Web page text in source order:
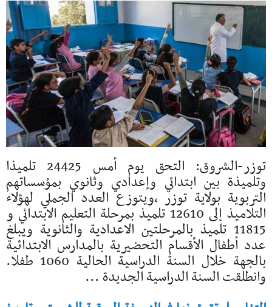
توزر-الشروق: التحق يوم أمس 24425 تلميذا
وتلميذة بين ابتدائي وإعدادي وثانوي بمؤسساتهم
التربوية بولاية توزر ,ويتوزع العدد الجملي لهؤلاء
التلاميذ إلى 12610 تلميذ بمرحلة التعليم الابتدائي و
11815 تلميذ بالمرحلتين الاعدادية والثانوية ويبلغ
عدد أطفال الأقسام التحضيرية بالمدارس الابتدائية
بالجهة خلال السنة الدراسية الحالية 1060 طفلا.
وانطلقت السنة الدراسية الجديدة ...